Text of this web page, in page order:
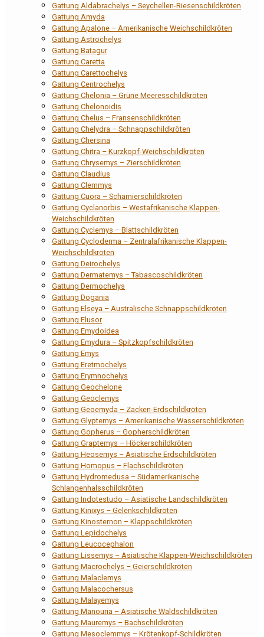
Gattung Aldabrachelys – Seychellen-Riesenschildkröten
Gattung Amyda
Gattung Apalone – Amerikanische Weichschildkröten
Gattung Astrochelys
Gattung Batagur
Gattung Caretta
Gattung Carettochelys
Gattung Centrochelys
Gattung Chelonia – Grüne Meeresschildkröten
Gattung Chelonoidis
Gattung Chelus – Fransenschildkröten
Gattung Chelydra – Schnappschildkröten
Gattung Chersina
Gattung Chitra – Kurzkopf-Weichschildkröten
Gattung Chrysemys – Zierschildkröten
Gattung Claudius
Gattung Clemmys
Gattung Cuora – Scharnierschildkröten
Gattung Cyclanorbis – Westafrikanische Klappen-
Weichschildkröten
Gattung Cyclemys – Blattschildkröten
Gattung Cycloderma – Zentralafrikanische Klappen-
Weichschildkröten
Gattung Deirochelys
Gattung Dermatemys – Tabascoschildkröten
Gattung Dermochelys
Gattung Dogania
Gattung Elseya – Australische Schnappschildkröten
Gattung Elusor
Gattung Emydoidea
Gattung Emydura – Spitzkopfschildkröten
Gattung Emys
Gattung Eretmochelys
Gattung Erymnochelys
Gattung Geochelone
Gattung Geoclemys
Gattung Geoemyda – Zacken-Erdschildkröten
Gattung Glyptemys – Amerikanische Wasserschildkröten
Gattung Gopherus – Gopherschildkröten
Gattung Graptemys – Höckerschildkröten
Gattung Heosemys – Asiatische Erdschildkröten
Gattung Homopus – Flachschildkröten
Gattung Hydromedusa – Südamerikanische
Schlangenhalsschildkröten
Gattung Indotestudo – Asiatische Landschildkröten
Gattung Kinixys – Gelenkschildkröten
Gattung Kinosternon – Klappschildkröten
Gattung Lepidochelys
Gattung Leucocephalon
Gattung Lissemys – Asiatische Klappen-Weichschildkröten
Gattung Macrochelys – Geierschildkröten
Gattung Malaclemys
Gattung Malacochersus
Gattung Malayemys
Gattung Manouria – Asiatische Waldschildkröten
Gattung Mauremys – Bachschildkröten
Gattung Mesoclemmys – Krötenkopf-Schildkröten